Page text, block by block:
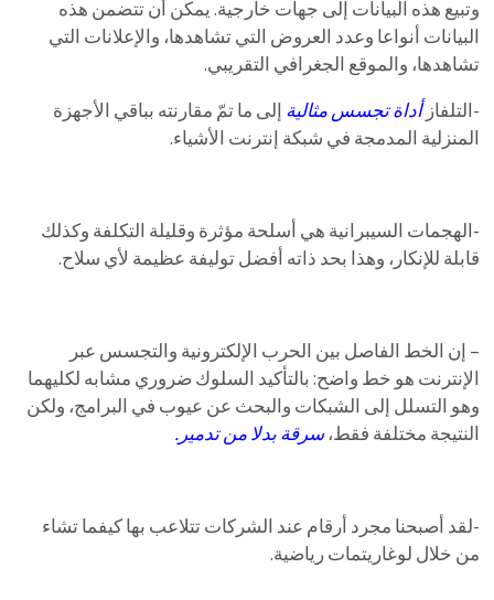
وتبيع هذه البيانات إلى جهات خارجية. يمكن أن تتضمن هذه
البيانات أنواعا وعدد العروض التي تشاهدها، والإعلانات التي
تشاهدها، والموقع الجغرافي التقريبي.
-التلفاز أداة تجسس مثالية إلى ما تمّ مقارنته بباقي الأجهزة
المنزلية المدمجة في شبكة إنترنت الأشياء.
-الهجمات السيبرانية هي أسلحة مؤثرة وقليلة التكلفة وكذلك
قابلة للإنكار، وهذا بحد ذاته أفضل توليفة عظيمة لأي سلاح.
– إن الخط الفاصل بين الحرب الإلكترونية والتجسس عبر
الإنترنت هو خط واضح: بالتأكيد السلوك ضروري مشابه لكليهما
وهو التسلل إلى الشبكات والبحث عن عيوب في البرامج، ولكن
النتيجة مختلفة فقط،سرقة بدلا من تدمير.
-لقد أصبحنا مجرد أرقام عند الشركات تتلاعب بها كيفما تشاء
من خلال لوغاريتمات رياضية.